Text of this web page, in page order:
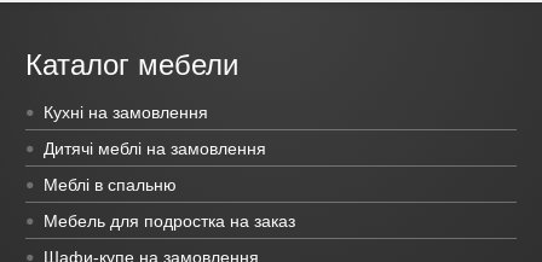
Каталог мебели
Кухні на замовлення
Дитячі меблі на замовлення
Меблі в спальню
Мебель для подростка на заказ
Шафи-купе на замовлення